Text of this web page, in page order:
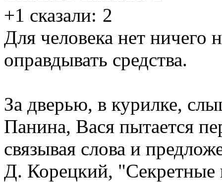
+1 сказали: 2
Для человека нет ничего
оправдывать средства.
За дверью, в курилке,
Панина, Вася пытается
связывая слова и
Д. Корецкий, "Секретные